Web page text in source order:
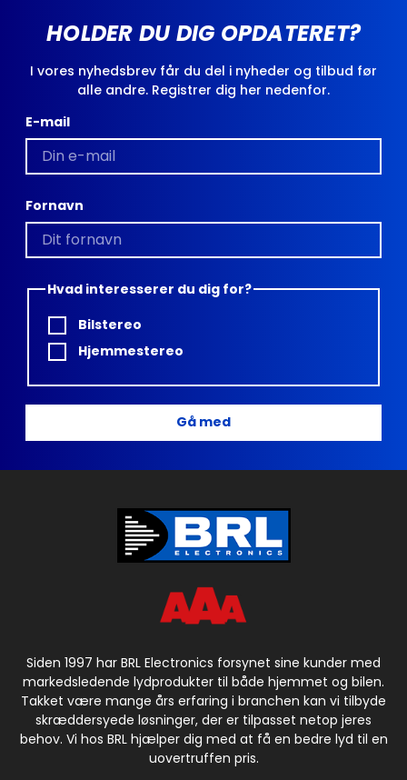
HOLDER DU DIG OPDATERET?
I vores nyhedsbrev får du del i nyheder og tilbud før
alle andre. Registrer dig her nedenfor.
E-mail
Fornavn
Hvad interesserer du dig for?
Bilstereo
Hjemmestereo
Gå med
Siden 1997 har BRL Electronics forsynet sine kunder med
markedsledende lydprodukter til både hjemmet og bilen.
Takket være mange års erfaring i branchen kan vi tilbyde
skræddersyede løsninger, der er tilpasset netop jeres
behov. Vi hos BRL hjælper dig med at få en bedre lyd til en
uovertruffen pris.